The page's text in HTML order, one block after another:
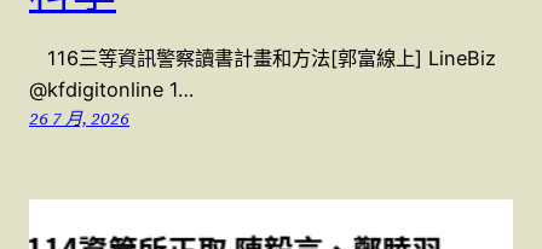
116三等資訊警察讀書計畫和方法[郭富線上] LineBiz
@kfdigitonline 1…
26 7 月, 2026